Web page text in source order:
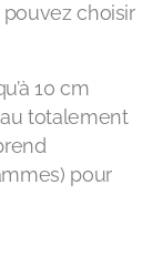
choisir
10 cm
totalement
pour